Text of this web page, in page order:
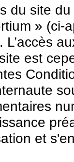
du site
» (ci-
L’accès
est
et